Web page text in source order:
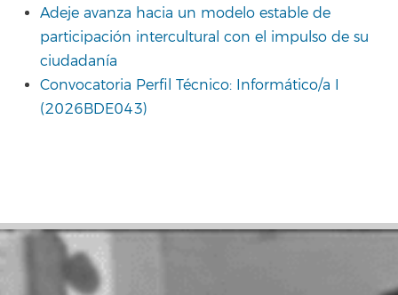
Adeje avanza hacia un modelo estable de
participación intercultural con el impulso de su
ciudadanía
Convocatoria Perfil Técnico: Informático/a I
(2026BDE043)